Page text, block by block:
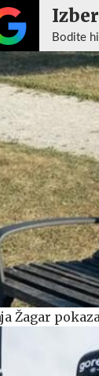
Bodite
Žagar